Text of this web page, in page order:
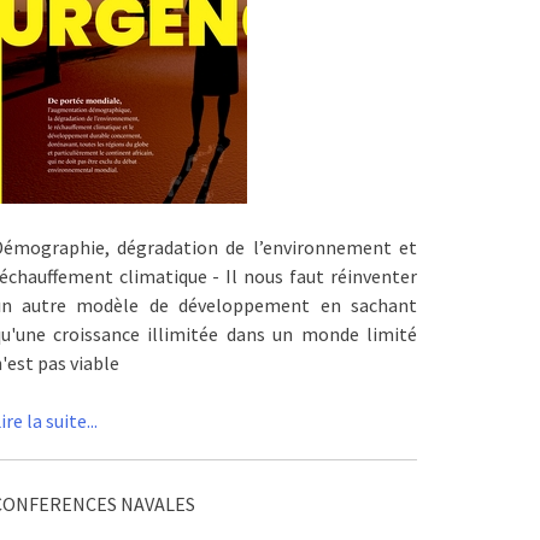
dégradation de l’environnement et
climatique - Il nous faut réinventer
autre modèle de développement en sachant
croissance illimitée dans un monde limité
pas viable
la suite...
NAVALES